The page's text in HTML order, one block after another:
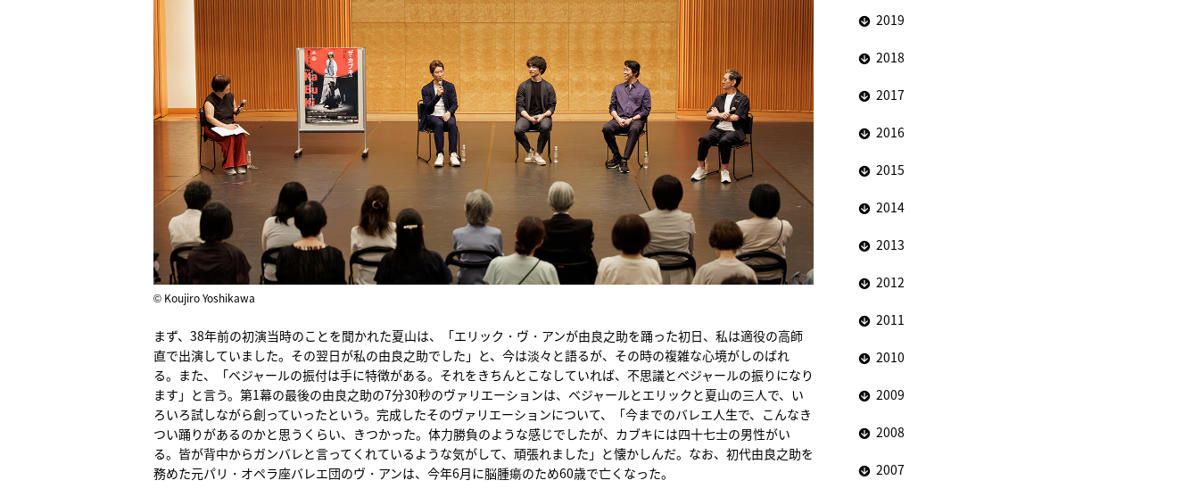
© Koujiro Yoshikawa
まず、38年前の初演当時のことを聞かれた夏山は、「エリック・ヴ・アンが由良之助を踊った初日、私は適役の高師
直で出演していました。その翌日が私の由良之助でした」と、今は淡々と語るが、その時の複雑な心境がしのばれ
る。また、「ベジャールの振付は手に特徴がある。それをきちんとこなしていれば、不思議とベジャールの振りになり
ます」と言う。第1幕の最後の由良之助の7分30秒のヴァリエーションは、ベジャールとエリックと夏山の三人で、い
ろいろ試しながら創っていったという。完成したそのヴァリエーションについて、「今までのバレエ人生で、こんなき
つい踊りがあるのかと思うくらい、きつかった。体力勝負のような感じでしたが、カブキには四十七士の男性がい
る。皆が背中からガンバレと言ってくれているような気がして、頑張れました」と懐かしんだ。なお、初代由良之助を
務めた元パリ・オペラ座バレエ団のヴ・アンは、今年6月に脳腫瘍のため60歳で亡くなった。
2019
2018
2017
2016
2015
2014
2013
2012
2011
2010
2009
2008
2007